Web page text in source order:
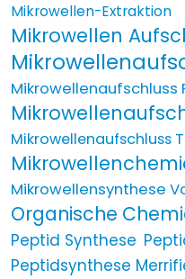
Mikrowellen-Extraktion
Mikrowellen
Mikrowellenaufschluss
Mikrowellenaufschluss
Mikrowellensynthese
Organische
Peptid Synthese
Peptidsynthese